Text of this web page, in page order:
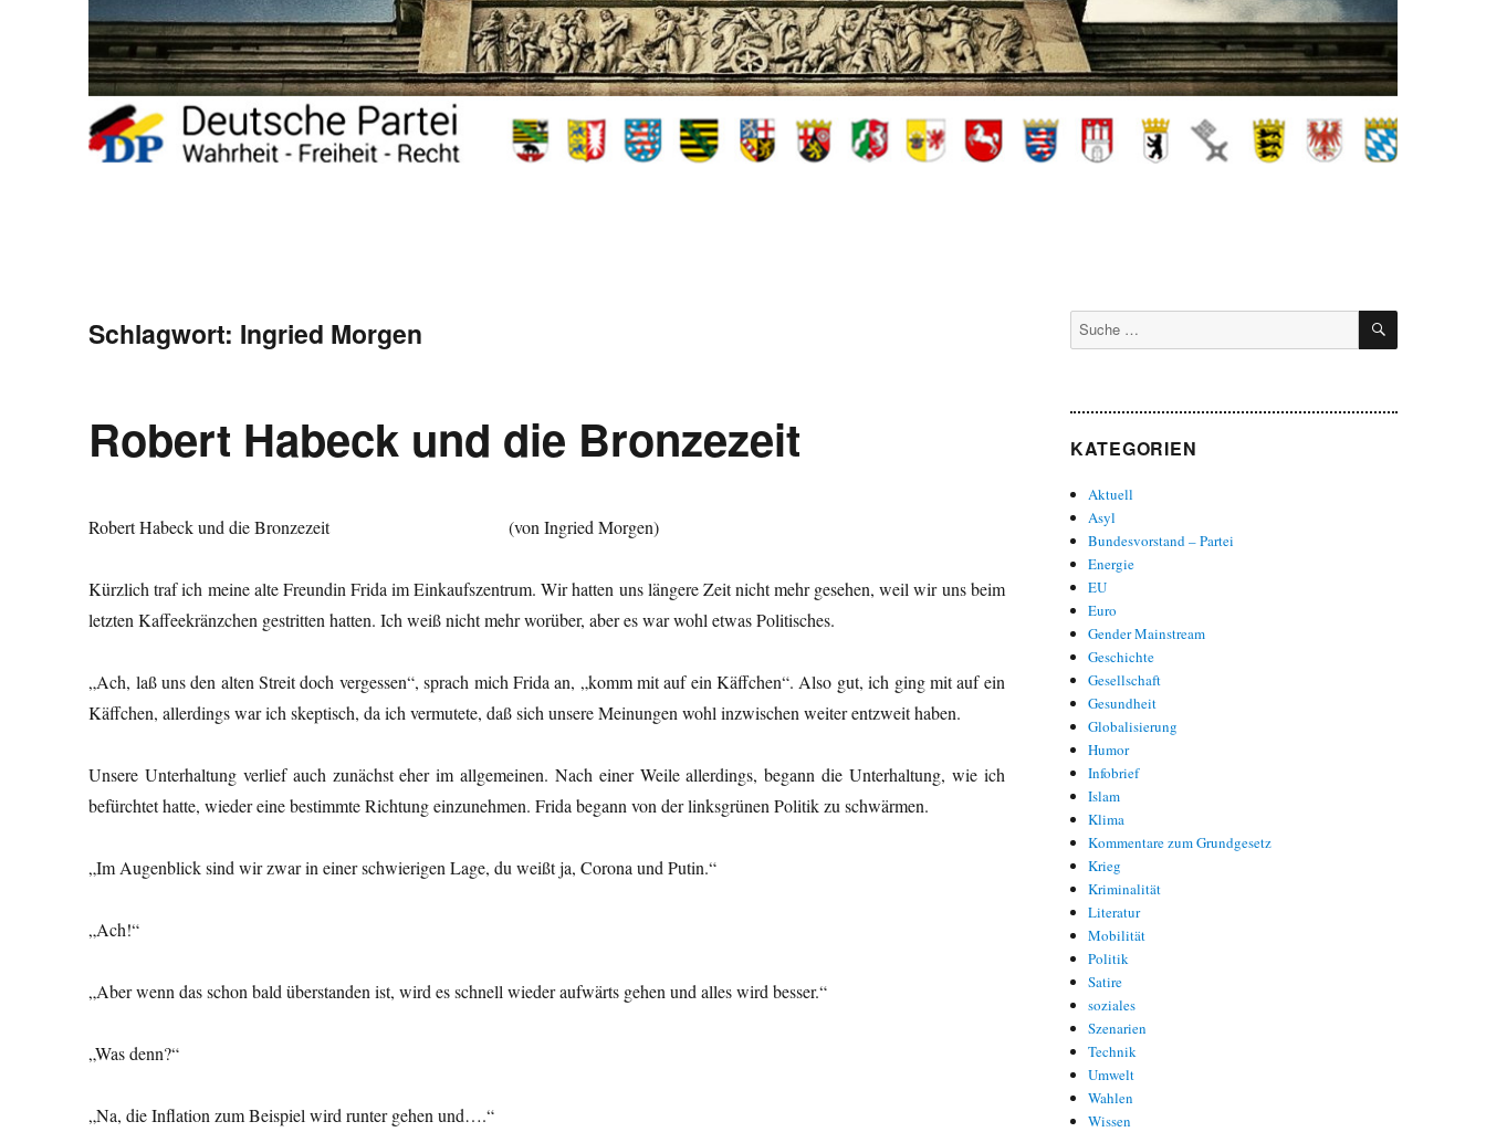
Schlagwort: Ingried Morgen
Robert Habeck und die Bronzezeit
Robert Habeck und die Bronzezeit (von Ingried Morgen)
Kürzlich traf ich meine alte Freundin Frida im Einkaufszentrum. Wir hatten uns längere Zeit nicht mehr gesehen, weil wir uns beim
letzten Kaffeekränzchen gestritten hatten. Ich weiß nicht mehr worüber, aber es war wohl etwas Politisches.
„Ach, laß uns den alten Streit doch vergessen“, sprach mich Frida an, „komm mit auf ein Käffchen“. Also gut, ich ging mit auf ein
Käffchen, allerdings war ich skeptisch, da ich vermutete, daß sich unsere Meinungen wohl inzwischen weiter entzweit haben.
Unsere Unterhaltung verlief auch zunächst eher im allgemeinen. Nach einer Weile allerdings, begann die Unterhaltung, wie ich
befürchtet hatte, wieder eine bestimmte Richtung einzunehmen. Frida begann von der linksgrünen Politik zu schwärmen.
„Im Augenblick sind wir zwar in einer schwierigen Lage, du weißt ja, Corona und Putin.“
„Ach!“
„Aber wenn das schon bald überstanden ist, wird es schnell wieder aufwärts gehen und alles wird besser.“
„Was denn?“
„Na, die Inflation zum Beispiel wird runter gehen und….“
Suche
nach:
SUCHEN
KATEGORIEN
Aktuell
Asyl
Bundesvorstand – Partei
Energie
EU
Euro
Gender Mainstream
Geschichte
Gesellschaft
Gesundheit
Globalisierung
Humor
Infobrief
Islam
Klima
Kommentare zum Grundgesetz
Krieg
Kriminalität
Literatur
Mobilität
Politik
Satire
soziales
Szenarien
Technik
Umwelt
Wahlen
Wissen